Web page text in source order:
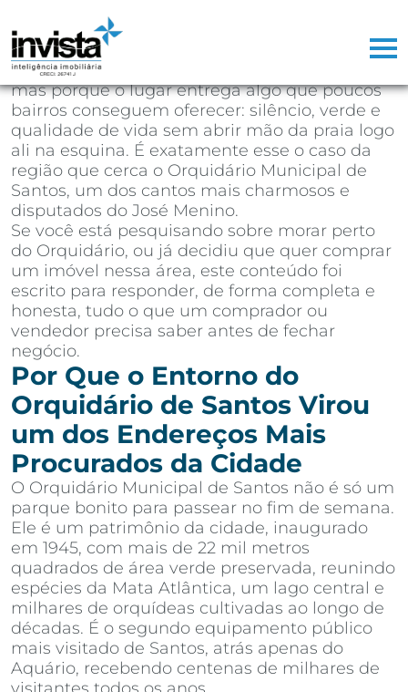
corretor de imóveis na Baixada Santista,
aprendi que existem regiões que vendem
sozinhas. Não porque o marketing seja bom,
mas porque o lugar entrega algo que poucos
bairros conseguem oferecer: silêncio, verde e
qualidade de vida sem abrir mão da praia logo
ali na esquina. É exatamente esse o caso da
região que cerca o Orquidário Municipal de
Santos, um dos cantos mais charmosos e
disputados do José Menino.
Se você está pesquisando sobre morar perto
do Orquidário, ou já decidiu que quer comprar
um imóvel nessa área, este conteúdo foi
escrito para responder, de forma completa e
honesta, tudo o que um comprador ou
vendedor precisa saber antes de fechar
negócio.
Por Que o Entorno do
Orquidário de Santos Virou
um dos Endereços Mais
Procurados da Cidade
O Orquidário Municipal de Santos não é só um
parque bonito para passear no fim de semana.
Ele é um patrimônio da cidade, inaugurado
em 1945, com mais de 22 mil metros
quadrados de área verde preservada, reunindo
espécies da Mata Atlântica, um lago central e
milhares de orquídeas cultivadas ao longo de
décadas. É o segundo equipamento público
mais visitado de Santos, atrás apenas do
Aquário, recebendo centenas de milhares de